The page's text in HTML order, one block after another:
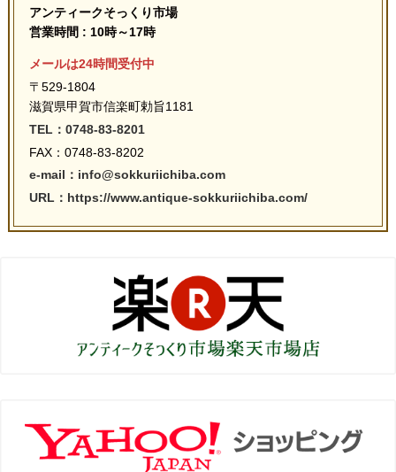
アンティークそっくり市場
営業時間 : 10時～17時
メールは24時間受付中
〒529-1804
滋賀県甲賀市信楽町勅旨1181
TEL：0748-83-8201
FAX：0748-83-8202
e-mail：info@sokkuriichiba.com
URL：https://www.antique-sokkuriichiba.com/